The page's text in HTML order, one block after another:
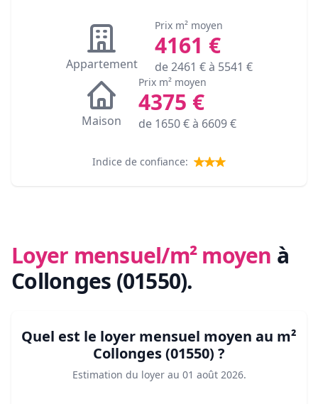
Appartement
Prix m² moyen
4161 €
de2461 € à 5541 €
Maison
Prix m² moyen
4375 €
de 1650€ à 6609€
Indice de confiance:
Loyer mensuel/m² moyen à
Collonges (01550).
Quel est le loyer mensuel moyen au m²
Collonges (01550) ?
Estimation du loyer au 01 août 2026.